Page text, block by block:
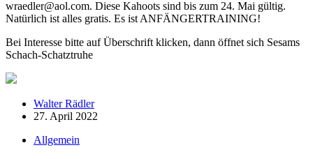
wraedler@aol.com. Diese Kahoots sind bis zum 24. Mai gültig.
Natürlich ist alles gratis. Es ist ANFÄNGERTRAINING!
Bei Interesse bitte auf Überschrift klicken, dann öffnet sich Sesams
Schach-Schatztruhe
Walter Rädler
27. April 2022
Allgemein